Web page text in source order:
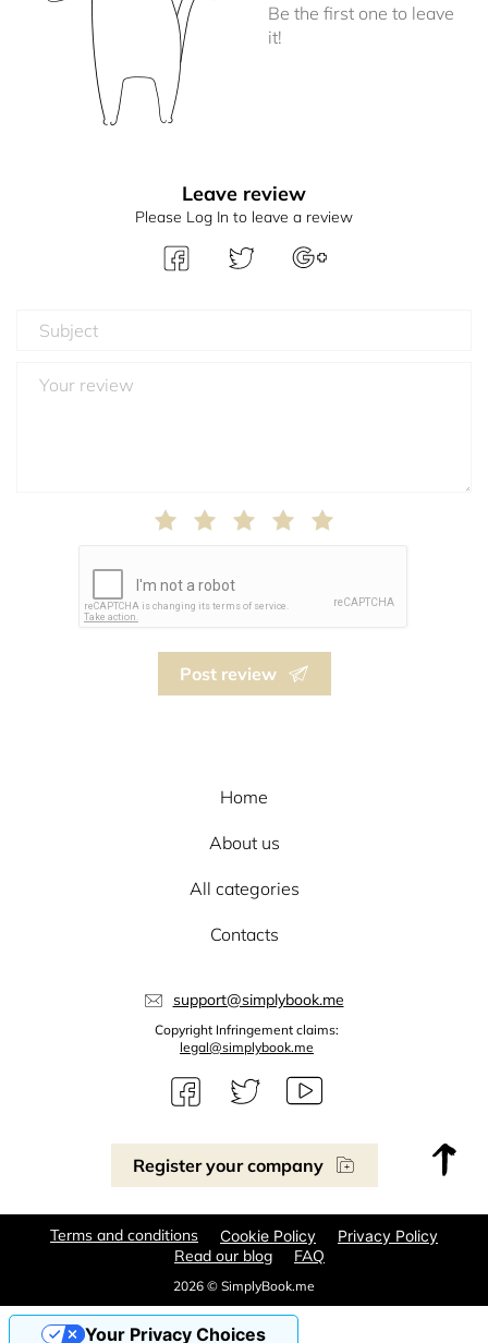
Be the first one to leave
it!
Leave review
Please Log In to leave a review
Post review
Register your company
Home
About us
All categories
Contacts
support@simplybook.me
Copyright Infringement claims:
legal@simplybook.me
2026 © SimplyBook.me
Terms and conditions Cookie Policy Privacy Policy
Read our blog FAQ
Your Privacy Choices